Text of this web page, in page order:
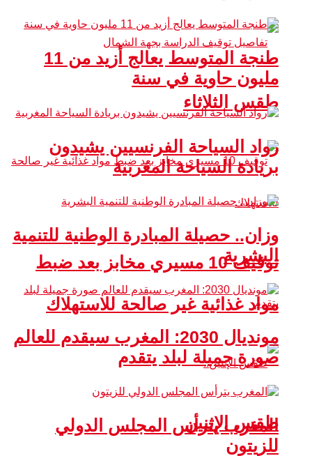
طقس الثلاثاء
توقيف 10 مسيري مخابز بعد ضبط
مواد غذائية غير صالحة للاستهلاك
طقس الإثنين
طنجة المتوسط يعالج أزيد من 11
مليون حاوية في سنة
رواد السياحة الفرنسيين يشيدون
بريادة السياحة المغربية
وزان.. حصيلة المبادرة الوطنية للتنمية
البشرية
مونديال 2030: المغرب سيقدم للعالم
صورة جميلة لبلد يتقدم
المغرب يترأس المجلس الدولي
للزيتون